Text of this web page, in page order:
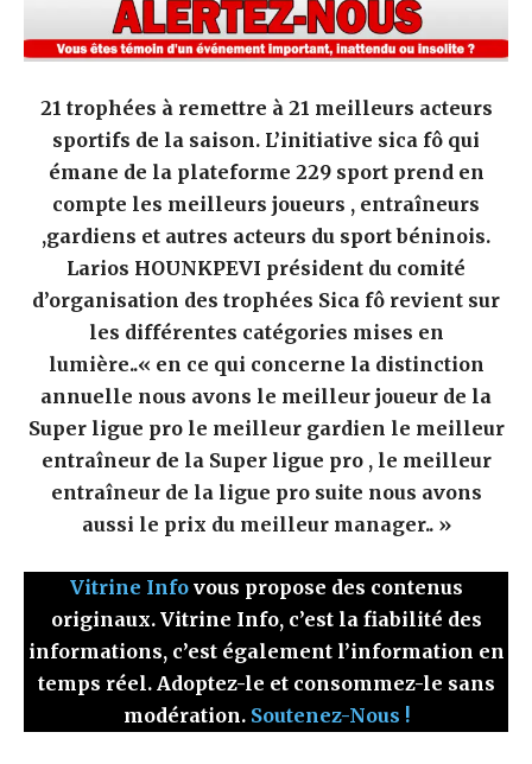
21 trophées à remettre à 21 meilleurs acteurs
sportifs de la saison. L’initiative sica fô qui
émane de la plateforme 229 sport prend en
compte les meilleurs joueurs , entraîneurs
,gardiens et autres acteurs du sport béninois.
Larios HOUNKPEVI président du comité
d’organisation des trophées Sica fô revient sur
les différentes catégories mises en
lumière..« en ce qui concerne la distinction
annuelle nous avons le meilleur joueur de la
Super ligue pro le meilleur gardien le meilleur
entraîneur de la Super ligue pro , le meilleur
entraîneur de la ligue pro suite nous avons
aussi le prix du meilleur manager.. »
Vitrine Infovous propose des contenus
originaux. Vitrine Info, c’est la fiabilité des
informations, c’est également l’information en
temps réel. Adoptez-le et consommez-le sans
modération. Soutenez-Nous !